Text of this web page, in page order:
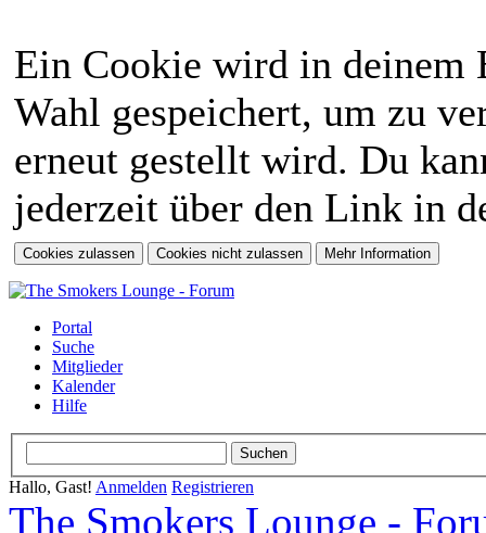
Ein Cookie wird in deinem
Wahl gespeichert, um zu
erneut gestellt wird. Du
jederzeit über den Link in
Portal
Suche
Mitglieder
Kalender
Hilfe
Hallo, Gast! Anmelden Registrieren
The Smokers Lounge -